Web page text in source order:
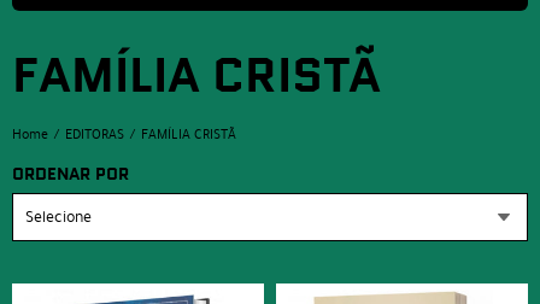
FAMÍLIA CRISTÃ
Home EDITORAS FAMÍLIA CRISTÃ
ORDENAR POR
Selecione